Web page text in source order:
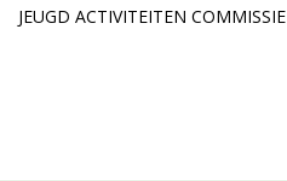
JEUGD ACTIVITEITEN COMMISSIE